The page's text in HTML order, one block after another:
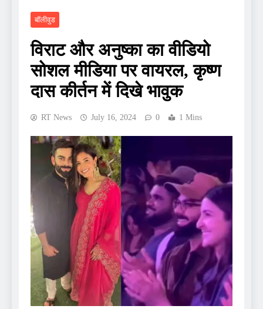
बॉलीवुड
विराट और अनुष्का का वीडियो
सोशल मीडिया पर वायरल, कृष्ण
दास कीर्तन में दिखे भावुक
RT News July 16, 2024 0 1 Mins